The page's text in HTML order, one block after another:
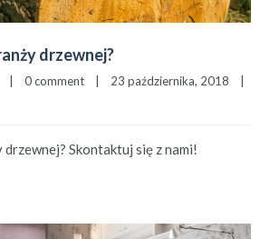
drzewnej?
0 comment 23 października, 2018
drzewnej? Skontaktuj się z nami!